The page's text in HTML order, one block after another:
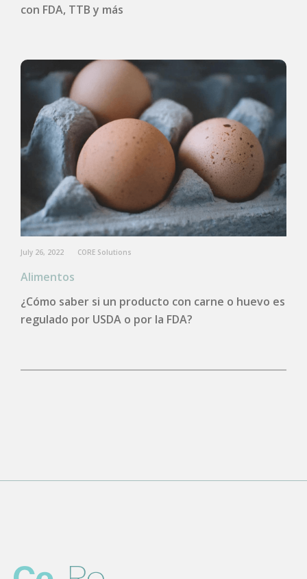
con FDA, TTB y más
July 26, 2022 CORE Solutions
Alimentos
¿Cómo saber si un producto con carne o huevo es
regulado por USDA o por la FDA?